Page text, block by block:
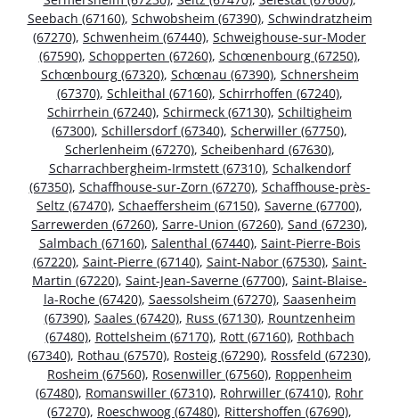
Seebach (67160), Schwobsheim (67390), Schwindratzheim
(67270), Schwenheim (67440), Schweighouse-sur-Moder
(67590), Schopperten (67260), Schœnenbourg (67250),
Schœnbourg (67320), Schœnau (67390), Schnersheim
(67370), Schleithal (67160), Schirrhoffen (67240),
Schirrhein (67240), Schirmeck (67130), Schiltigheim
(67300), Schillersdorf (67340), Scherwiller (67750),
Scherlenheim (67270), Scheibenhard (67630),
Scharrachbergheim-Irmstett (67310), Schalkendorf
(67350), Schaffhouse-sur-Zorn (67270), Schaffhouse-près-
Seltz (67470), Schaeffersheim (67150), Saverne (67700),
Sarrewerden (67260), Sarre-Union (67260), Sand (67230),
Salmbach (67160), Salenthal (67440), Saint-Pierre-Bois
(67220), Saint-Pierre (67140), Saint-Nabor (67530), Saint-
Martin (67220), Saint-Jean-Saverne (67700), Saint-Blaise-
la-Roche (67420), Saessolsheim (67270), Saasenheim
(67390), Saales (67420), Russ (67130), Rountzenheim
(67480), Rottelsheim (67170), Rott (67160), Rothbach
(67340), Rothau (67570), Rosteig (67290), Rossfeld (67230),
Rosheim (67560), Rosenwiller (67560), Roppenheim
(67480), Romanswiller (67310), Rohrwiller (67410), Rohr
(67270), Roeschwoog (67480), Rittershoffen (67690),